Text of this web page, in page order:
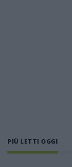
PIÙ LETTI OGGI